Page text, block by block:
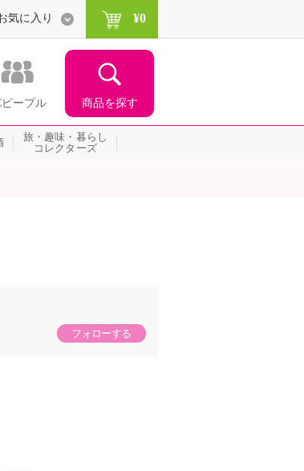
ピープル 商品を探す
気に入り ¥0
旅・趣味・暮らし
コレクターズ
フォローする